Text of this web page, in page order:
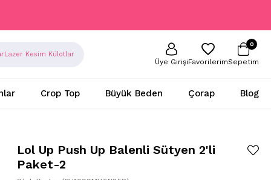
Lazer Kesim Külotlar
Üye GirişiFavorilerimSepetim
0
Crop Top Büyük Beden Çorap Blog
Lol Up Push Up Balenli Sütyen 2'li
Paket-2